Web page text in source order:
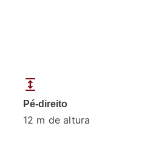
expand
Pé-direito
12 m de altura